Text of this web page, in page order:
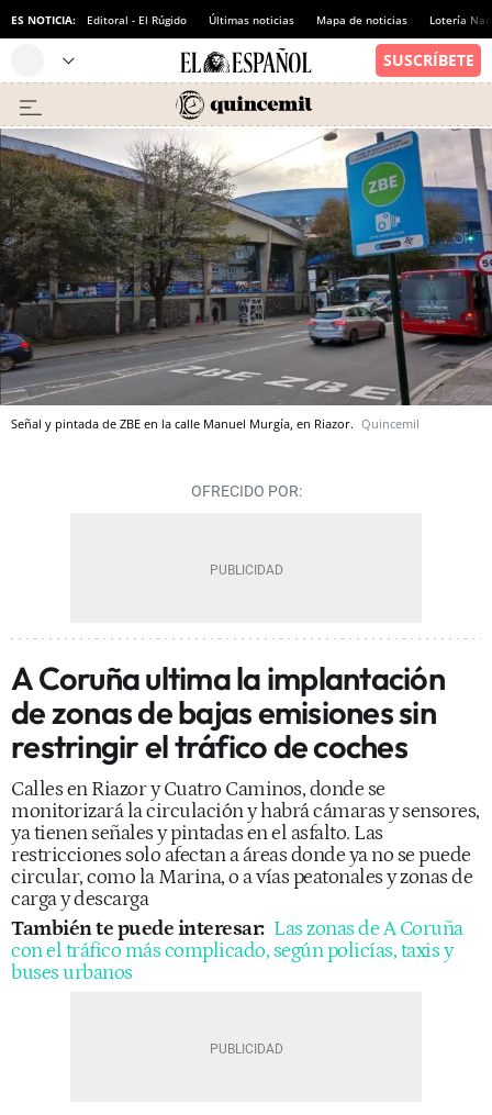
ES NOTICIA: Editoral - El Rúgido Últimas noticias Mapa de noticias Lotería
Señal y pintada de ZBE en la calle Manuel Murgía, en Riazor. Quincemil
OFRECIDO POR:
A Coruña ultima la implantación
de zonas de bajas emisiones sin
restringir el tráfico de coches
Calles en Riazor y Cuatro Caminos, donde se
monitorizará la circulación y habrá cámaras y sensores,
ya tienen señales y pintadas en el asfalto. Las
restricciones solo afectan a áreas donde ya no se puede
circular, como la Marina, o a vías peatonales y zonas de
carga y descarga
También te puede interesar: Las zonas de A Coruña
con el tráfico más complicado, según policías, taxis y
buses urbanos